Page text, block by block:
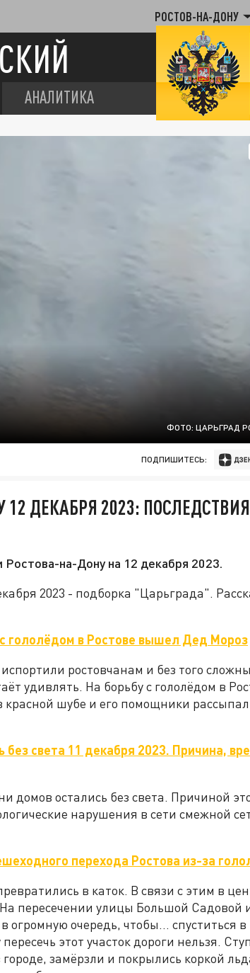
РОСТОВ-НА-ДОНУ
АНАЛИТИКА
ФОТО: ЦАРЬГРАД
ПОДПИШИТЕСЬ:
ДЕКАБРЯ 2023: ПОСЛЕДСТВИЯ
на-Дону на 12 декабря 2023.
2023 - подборка "Царьграда".
гололёдом в Ростове вышел Дед Мороз
ростовчанам и без того
удивлять. На борьбу с гололёдом в
шубе и его помощники
без света 11 декабря 2023. Причина,
домов остались без света. Причиной
нарушения в сети смежной
перехода Ростова из-за
в каток. В связи с этим в
пересечении улицы Большой Садовой
огромную очередь, чтобы… спуститься в
этот участок дороги нельзя.
замёрзли и покрылись коркой